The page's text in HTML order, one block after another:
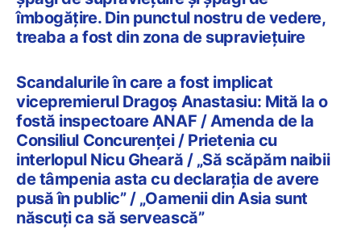
îmbogăţire. Din punctul nostru de vedere,
treaba a fost din zona de supravieţuire
Scandalurile în care a fost implicat
vicepremierul Dragoș Anastasiu: Mită la o
fostă inspectoare ANAF / Amenda de la
Consiliul Concurenței / Prietenia cu
interlopul Nicu Gheară / „Să scăpăm naibii
de tâmpenia asta cu declaraţia de avere
pusă în public” / „Oamenii din Asia sunt
născuți ca să servească”